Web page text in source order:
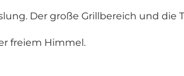
Der große Grillbereich und
freiem Himmel.